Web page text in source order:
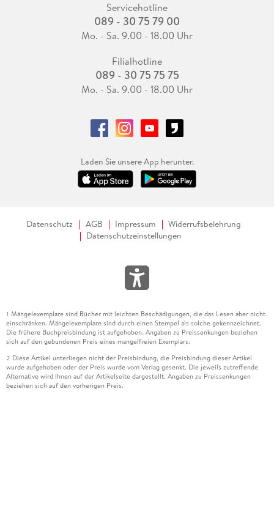
Servicehotline
089 - 30 75 79 00
Mo. - Sa. 9.00 - 18.00 Uhr
Filialhotline
089 - 30 75 75 75
Mo. - Sa. 9.00 - 18.00 Uhr
Laden Sie unsere App herunter.
Datenschutz AGB Impressum
Widerrufsbelehrung
Datenschutzeinstellungen
1 Mängelexemplare sind Bücher mit leichten Beschädigungen, die das Lesen aber nicht
einschränken. Mängelexemplare sind durch einen Stempel als solche gekennzeichnet.
Die frühere Buchpreisbindung ist aufgehoben. Angaben zu Preissenkungen beziehen
sich auf den gebundenen Preis eines mangelfreien Exemplars.
2 Diese Artikel unterliegen nicht der Preisbindung, die Preisbindung dieser Artikel
wurde aufgehoben oder der Preis wurde vom Verlag gesenkt. Die jeweils zutreffende
Alternative wird Ihnen auf der Artikelseite dargestellt. Angaben zu Preissenkungen
beziehen sich auf den vorherigen Preis.